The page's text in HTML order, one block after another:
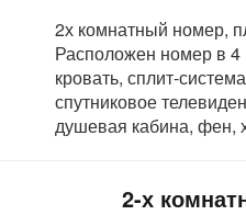
2х комнатный номер,
Расположен номер в 4
кровать, сплит-
спутниковое
душевая кабина, фен,
2-х